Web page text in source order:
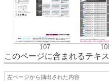
107
このページに含まれるテキ
左ページから抽出された内容